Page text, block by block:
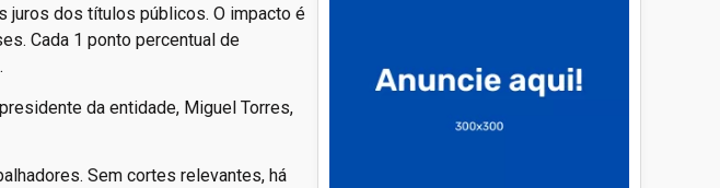
juros dos títulos públicos. O impacto é
Cada 1 ponto percentual de
da entidade, Miguel Torres,
Sem cortes relevantes, há